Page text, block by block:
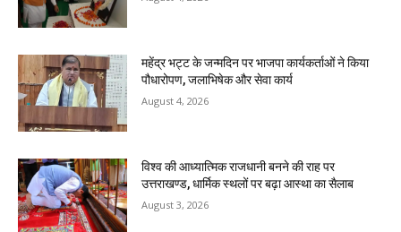
महेंद्र भट्ट के जन्मदिन पर भाजपा कार्यकर्ताओं ने किया
पौधारोपण, जलाभिषेक और सेवा कार्य
August 4, 2026
विश्व की आध्यात्मिक राजधानी बनने की राह पर
उत्तराखण्ड, धार्मिक स्थलों पर बढ़ा आस्था का सैलाब
August 3, 2026